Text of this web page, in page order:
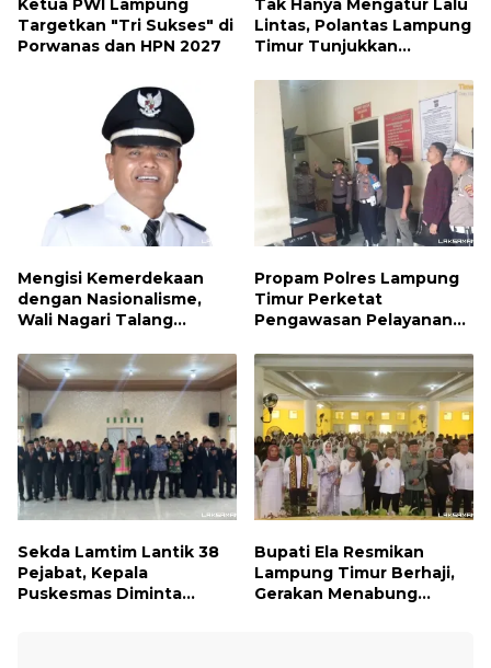
Ketua PWI Lampung
Targetkan "Tri Sukses" di
Porwanas dan HPN 2027
Tak Hanya Mengatur Lalu
Lintas, Polantas Lampung
Timur Tunjukkan
Mengisi Kemerdekaan
dengan Nasionalisme,
Wali Nagari Talang
Bendera Merah Putih
Sepanjang Agustus
Propam Polres Lampung
Timur Perketat
Pengawasan Pelayanan
Profesional dan Bebas
Penyimpangan
Sekda Lamtim Lantik 38
Pejabat, Kepala
Puskesmas Diminta
Bupati Ela Resmikan
Lampung Timur Berhaji,
Gerakan Menabung